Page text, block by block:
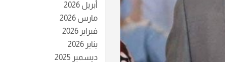
أبريل 2026
مارس 2026
فبراير 2026
يناير 2026
ديسمبر 2025